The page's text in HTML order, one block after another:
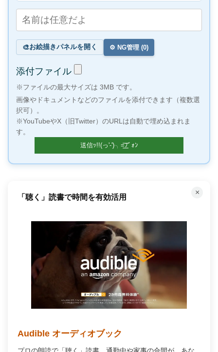
🎨お絵描きパネルを開く ⚙️ NG管理 (0)
添付ファイル
※ファイルの最大サイズは 3MB です。
画像やドキュメントなどのファイルを添付できます（複数選
択可）。
※YouTubeやX（旧Twitter）のURLは自動で埋め込まれま
す。
×
「聴く」読書で時間を有効活用
Audible オーディオブック
プロの朗読で「聴く」読書。通勤中や家事の合間が、あな